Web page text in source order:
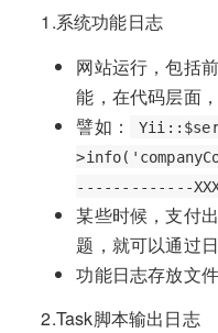
1.系统功能日志
网站运行，包括
能，在代码层面
譬如：
-------------
某些时候，支付
题，就可以通过
功能日志存放文件
2.Task脚本输出日志